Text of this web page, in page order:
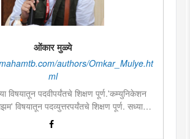
ओंकार मुळ्ये
authors/Omkar_Mulye.ht
ml
विषयातून पदवीपर्यंतचे शिक्षण पूर्ण.'कम्युनिकेशन
विषयातून पदव्युत्तरपर्यंतचे शिक्षण पूर्ण. सध्या
वेब उपसंपादक म्हणून कार्यरत. लिखाण,
इ.ची आवड.लिवोग्राफी भाषाशैलीत विशेष